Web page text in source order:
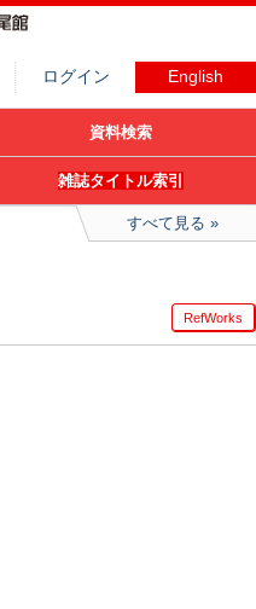
ログイン English
資料検索
雑誌タイトル索引
すべて見る
RefWorks